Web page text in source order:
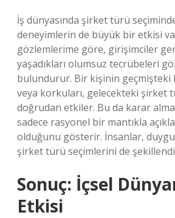
İş dünyasında şirket türü
deneyimlerin de büyük bir etkisi
gözlemlerime göre, girişimciler
yaşadıkları olumsuz tecrübeleri
bulundurur. Bir kişinin geçmişteki
veya korkuları, gelecekteki şirket
doğrudan etkiler. Bu da karar
sadece rasyonel bir mantıkla
olduğunu gösterir. İnsanlar,
şirket türü seçimlerini de
Sonuç: İçsel
Etkisi